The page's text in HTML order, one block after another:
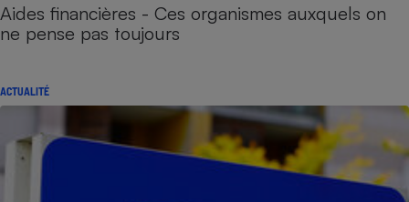
Aides financières - Ces organismes auxquels on
ne pense pas toujours
ACTUALITÉ